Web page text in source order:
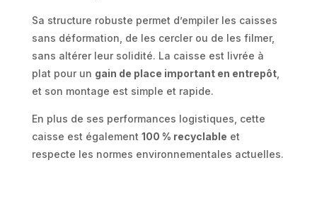
Sa structure robuste permet d’empiler les caisses
sans déformation, de les cercler ou de les filmer,
sans altérer leur solidité. La caisse est livrée à
plat pour un gain de place important en entrepôt,
et son montage est simple et rapide.
En plus de ses performances logistiques, cette
caisse est également 100 % recyclable et
respecte les normes environnementales actuelles.